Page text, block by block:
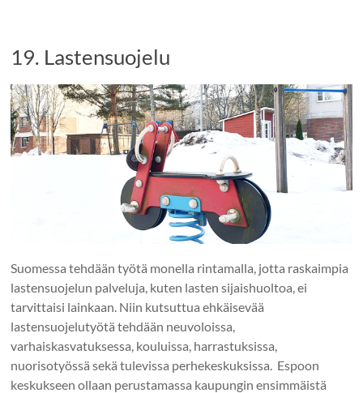
19. Lastensuojelu
Suomessa tehdään työtä monella rintamalla, jotta raskaimpia
lastensuojelun palveluja, kuten lasten sijaishuoltoa, ei
tarvittaisi lainkaan. Niin kutsuttua ehkäisevää
lastensuojelutyötä tehdään neuvoloissa,
varhaiskasvatuksessa, kouluissa, harrastuksissa,
nuorisotyössä sekä tulevissa perhekeskuksissa. Espoon
keskukseen ollaan perustamassa kaupungin ensimmäistä